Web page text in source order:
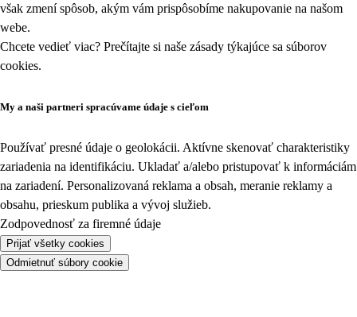
však zmení spôsob, akým vám prispôsobíme nakupovanie na našom
webe.
Chcete vedieť viac? Prečítajte si naše zásady týkajúce sa súborov
cookies.
My a naši partneri spracúvame údaje s cieľom
Používať presné údaje o geolokácii. Aktívne skenovať charakteristiky
zariadenia na identifikáciu. Ukladať a/alebo pristupovať k informáciám
na zariadení. Personalizovaná reklama a obsah, meranie reklamy a
obsahu, prieskum publika a vývoj služieb.
Zodpovednosť za firemné údaje
Prijať všetky cookies
Odmietnuť súbory cookie